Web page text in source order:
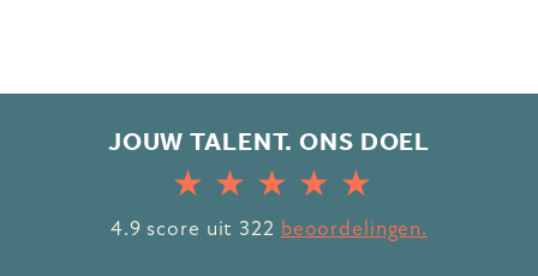
JOUW TALENT. ONS DOEL
4.9 score uit 322 beoordelingen.